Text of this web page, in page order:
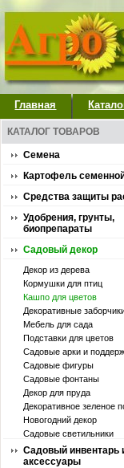
Главная
КАТАЛОГ ТОВАРОВ
Семена
Картофель
Средства защиты
Удобрения, грунты,
биопрепараты
Садовый декор
Декор из дерева
Кормушки для птиц
Кашпо для цветов
Декоративные
Мебель для сада
Подставки для цветов
Садовые арки и
Садовые фигуры
Садовые фонтаны
Декор для пруда
Декоративное зеленое
Новогодний декор
Садовые светильники
Садовый инвентарь
аксессуары